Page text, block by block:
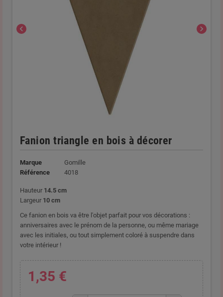
chevron_left chevron_right
Fanion triangle en bois à décorer
Marque
Gomille
Référence
4018
Hauteur 14.5 cm
Largeur 10 cm
Ce fanion en bois va être l'objet parfait pour vos décorations :
anniversaires avec le prénom de la personne, ou même mariage
avec les initiales, ou tout simplement coloré à suspendre dans
votre intérieur !
1,35 €